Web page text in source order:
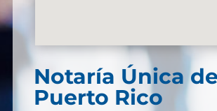
Notaría Única de
Puerto Rico